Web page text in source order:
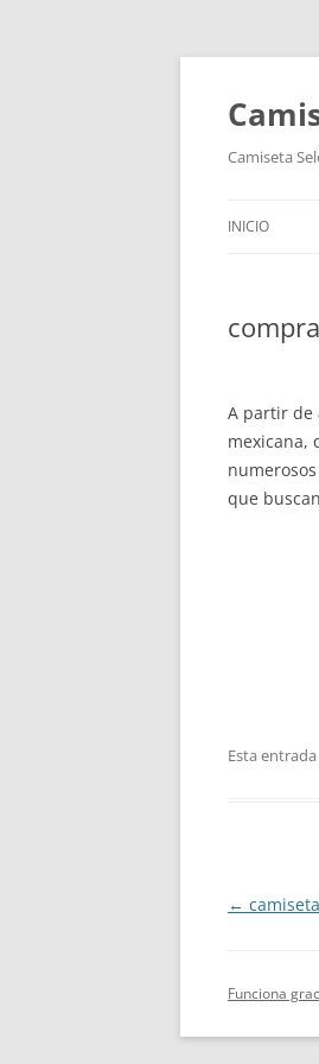
Camiseta
INICIO
A partir de
mexicana,
que
Esta
←
Funciona